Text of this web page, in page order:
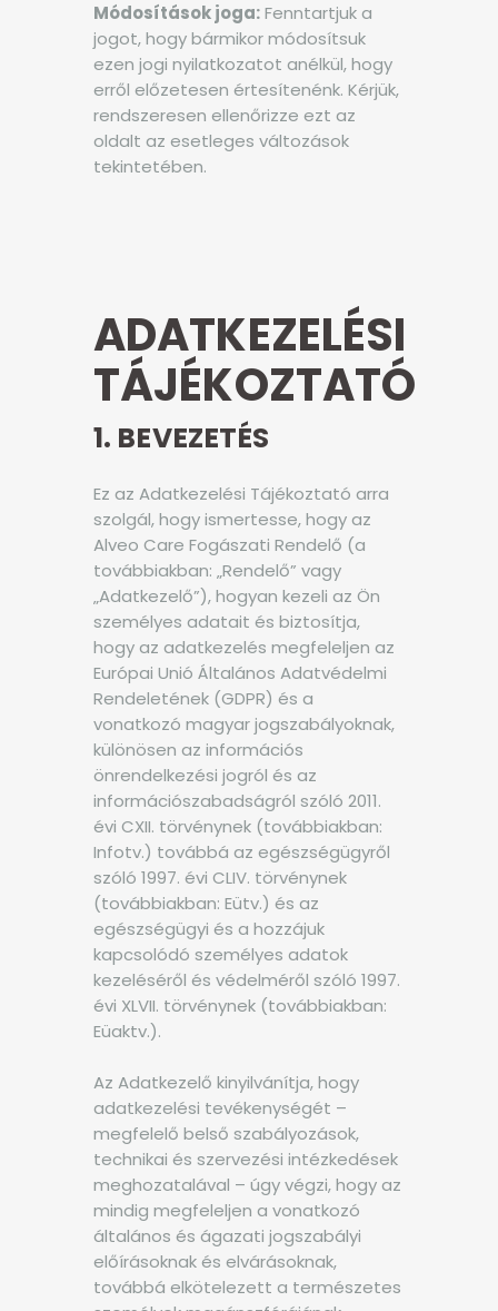
Módosítások joga:Fenntartjuk a
jogot, hogy bármikor módosítsuk
ezen jogi nyilatkozatot anélkül, hogy
erről előzetesen értesítenénk. Kérjük,
rendszeresen ellenőrizze ezt az
oldalt az esetleges változások
tekintetében.
ADATKEZELÉSI
TÁJÉKOZTATÓ
1. BEVEZETÉS
Ez az Adatkezelési Tájékoztató arra
szolgál, hogy ismertesse, hogy az
Alveo Care Fogászati Rendelő (a
továbbiakban: „Rendelő” vagy
„Adatkezelő”), hogyan kezeli az Ön
személyes adatait és biztosítja,
hogy az adatkezelés megfeleljen az
Európai Unió Általános Adatvédelmi
Rendeletének (GDPR) és a
vonatkozó magyar jogszabályoknak,
különösen az információs
önrendelkezési jogról és az
információszabadságról szóló 2011.
évi CXII. törvénynek (továbbiakban:
Infotv.) továbbá az egészségügyről
szóló 1997. évi CLIV. törvénynek
(továbbiakban: Eütv.) és az
egészségügyi és a hozzájuk
kapcsolódó személyes adatok
kezeléséről és védelméről szóló 1997.
évi XLVII. törvénynek (továbbiakban:
Eüaktv.).
Az Adatkezelő kinyilvánítja, hogy
adatkezelési tevékenységét –
megfelelő belső szabályozások,
technikai és szervezési intézkedések
meghozatalával – úgy végzi, hogy az
mindig megfeleljen a vonatkozó
általános és ágazati jogszabályi
előírásoknak és elvárásoknak,
továbbá elkötelezett a természetes